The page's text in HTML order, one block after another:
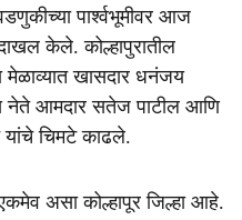
पार्श्वभूमीवर आज
केले. कोल्हापुरातील
मेळाव्यात खासदार धनंजय
नेते आमदार सतेज पाटील आणि
यांचे चिमटे काढले.
असा कोल्हापूर जिल्हा आहे.